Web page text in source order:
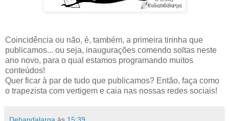
Coincidência ou não, é, também, a primeira tirinha que
publicamos... ou seja, inaugurações comendo soltas neste
ano novo, para o qual estamos programando muitos
conteúdos!
Quer ficar à par de tudo que publicamos? Então, faça como
o trapezista com vertigem e caia nas nossas redes sociais!